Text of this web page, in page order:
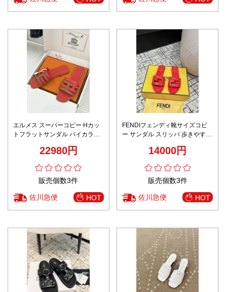
エルメス スーパーコピー Hカッ
トフラットサンダル バイカラー
22980円
販売個数3件
佐川急便 HOT
FENDIフェンディ靴サイズコピ
ー サンダル スリッパ 歩きやすい
14000円
販売個数3件
佐川急便 HOT